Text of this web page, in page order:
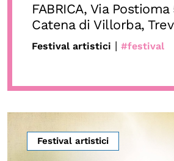
FABRICA, Via Postioma
Catena di Villorba,
Festival artistici | #festival
Festival artistici